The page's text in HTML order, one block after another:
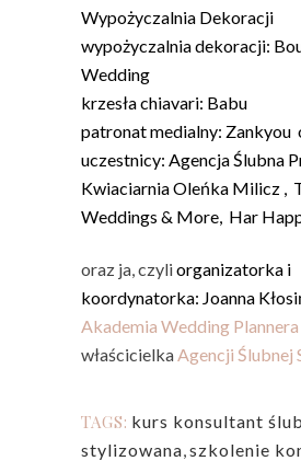
Wypożyczalnia Dekoracji
wypożyczalnia dekoracji:
Wedding
krzesła chiavari: Babu
patronat medialny: Zankyou
uczestnicy: Agencja Ślubna
Kwiaciarnia Oleńka Milicz ,
Weddings & More, Har
oraz ja, czyliorganizatorka i
koordynatorka: Joanna
Akademia Wedding Plannera
właścicielkaAgencji Ślubnej
TAGS: kurs konsultant
stylizowana,szkolenie